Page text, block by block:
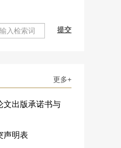
更多+
文出版承诺书与
声明表